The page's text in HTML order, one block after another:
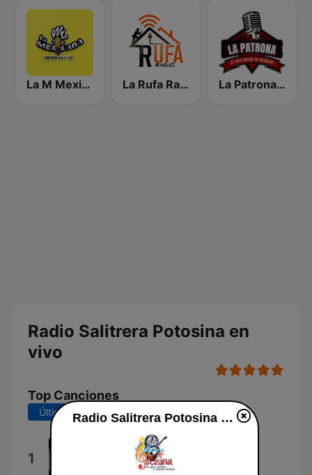
La M Mexicana La Rufa Radio La Patrona de Rioverde
Radio Salitrera Potosina en
vivo
Top Canciones
Últimos 7 días Últimos 30 días
1 Si no te complace
Radio Salitrera Potosina en vivo